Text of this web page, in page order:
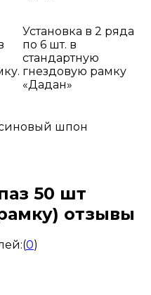
Установка в 2 ряда
по 6 шт. в
стандартную
гнездовую рамку
«Дадан»
шпон
50 шт
отзывы
(0)